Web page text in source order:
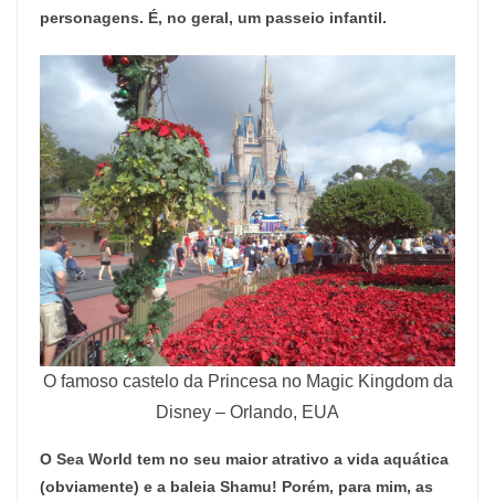
personagens. É, no geral, um passeio infantil.
O famoso castelo da Princesa no Magic Kingdom da
Disney – Orlando, EUA
O Sea World tem no seu maior atrativo a vida aquática
(obviamente) e a baleia Shamu! Porém, para mim, as